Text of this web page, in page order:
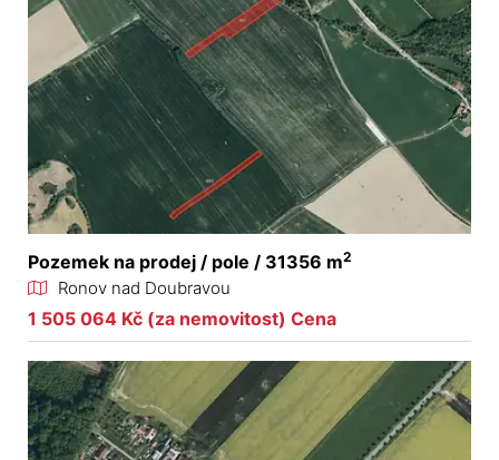
Pozemek na prodej / pole / 31356 m2
Ronov nad Doubravou
1 505 064 Kč (za nemovitost) Cena